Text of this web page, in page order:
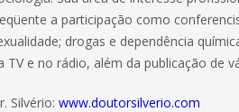
a participação como
drogas e dependência
TV e no rádio, além da publicação de
Silvério:www.doutorsilverio.com